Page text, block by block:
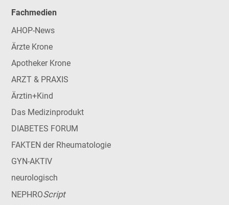
Fachmedien
AHOP-News
Ärzte Krone
Apotheker Krone
ARZT & PRAXIS
Ärztin+Kind
Das Medizinprodukt
DIABETES FORUM
FAKTEN der Rheumatologie
GYN-AKTIV
neurologisch
NEPHROScript